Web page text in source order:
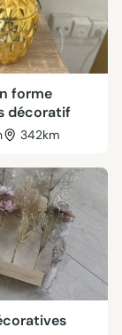
forme
décoratif
342km